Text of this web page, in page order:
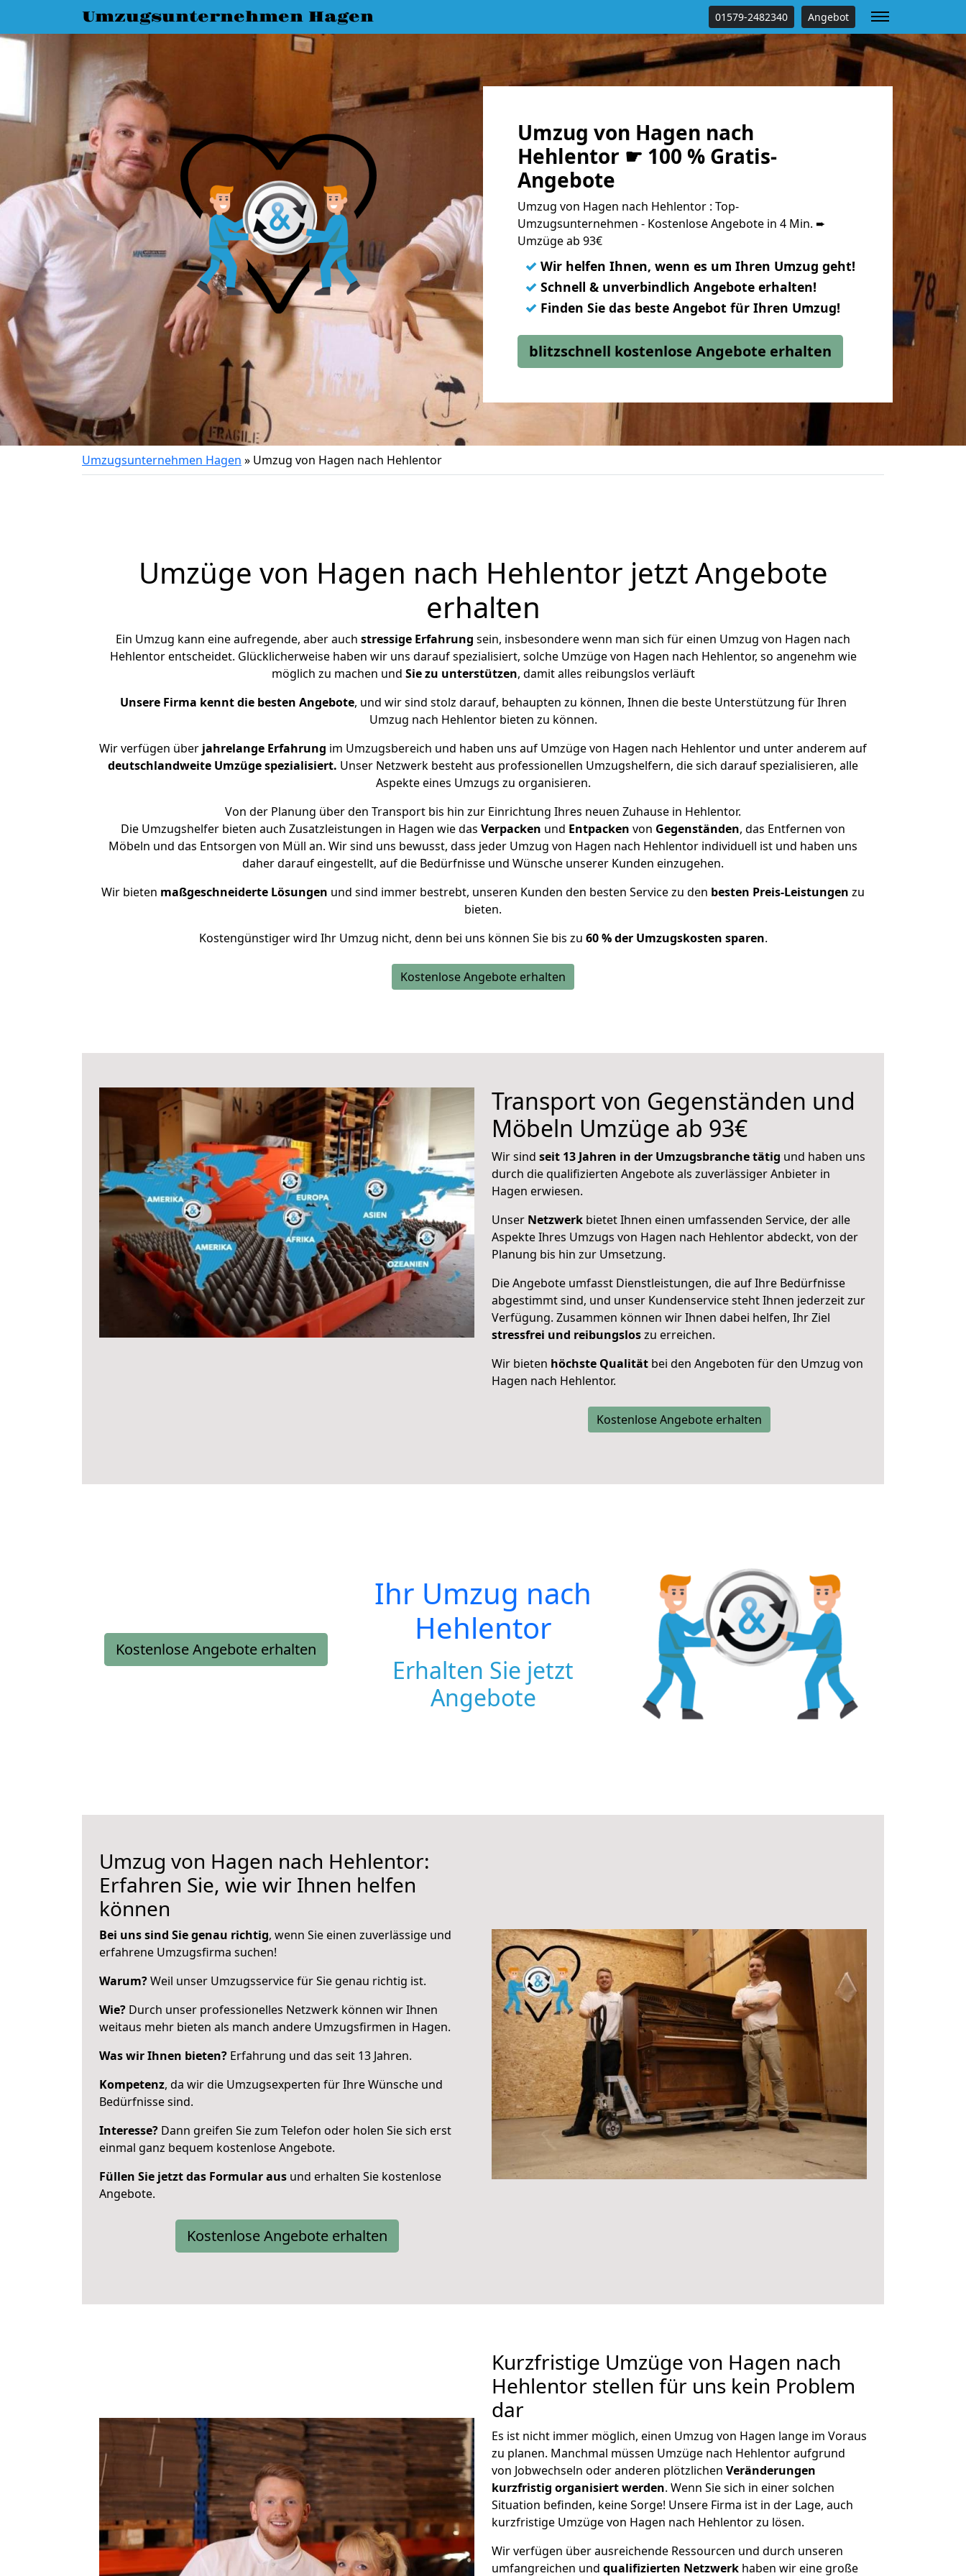
Umzugsunternehmen Hagen 01579-2482340 Angebot
Umzug von Hagen nach
Hehlentor ☛ 100 % Gratis-
Angebote
Umzug von Hagen nach Hehlentor : Top-
Umzugsunternehmen - Kostenlose Angebote in 4 Min. ➨
Umzüge ab 93€
✓ Wir helfen Ihnen, wenn es um Ihren Umzug geht!
✓ Schnell & unverbindlich Angebote erhalten!
✓ Finden Sie das beste Angebot für Ihren Umzug!
blitzschnell kostenlose Angebote erhalten
Umzugsunternehmen Hagen » Umzug von Hagen nach Hehlentor
Umzüge von Hagen nach Hehlentor jetzt Angebote
erhalten
Ein Umzug kann eine aufregende, aber auch stressige Erfahrung sein, insbesondere wenn man sich für einen Umzug von Hagen nach
Hehlentor entscheidet. Glücklicherweise haben wir uns darauf spezialisiert, solche Umzüge von Hagen nach Hehlentor, so angenehm wie
möglich zu machen und Sie zu unterstützen, damit alles reibungslos verläuft
Unsere Firma kennt die besten Angebote, und wir sind stolz darauf, behaupten zu können, Ihnen die beste Unterstützung für Ihren
Umzug nach Hehlentor bieten zu können.
Wir verfügen über jahrelange Erfahrung im Umzugsbereich und haben uns auf Umzüge von Hagen nach Hehlentor und unter anderem auf
deutschlandweite Umzüge spezialisiert. Unser Netzwerk besteht aus professionellen Umzugshelfern, die sich darauf spezialisieren, alle
Aspekte eines Umzugs zu organisieren.
Von der Planung über den Transport bis hin zur Einrichtung Ihres neuen Zuhause in Hehlentor.
Die Umzugshelfer bieten auch Zusatzleistungen in Hagen wie das Verpacken und Entpacken von Gegenständen, das Entfernen von
Möbeln und das Entsorgen von Müll an. Wir sind uns bewusst, dass jeder Umzug von Hagen nach Hehlentor individuell ist und haben uns
daher darauf eingestellt, auf die Bedürfnisse und Wünsche unserer Kunden einzugehen.
Wir bieten maßgeschneiderte Lösungen und sind immer bestrebt, unseren Kunden den besten Service zu den besten Preis-Leistungen zu
bieten.
Kostengünstiger wird Ihr Umzug nicht, denn bei uns können Sie bis zu 60 % der Umzugskosten sparen.
Kostenlose Angebote erhalten
Transport von Gegenständen und
Möbeln Umzüge ab 93€
Wir sind seit 13 Jahren in der Umzugsbranche tätig und haben uns
durch die qualifizierten Angebote als zuverlässiger Anbieter in
Hagen erwiesen.
Unser Netzwerk bietet Ihnen einen umfassenden Service, der alle
Aspekte Ihres Umzugs von Hagen nach Hehlentor abdeckt, von der
Planung bis hin zur Umsetzung.
Die Angebote umfasst Dienstleistungen, die auf Ihre Bedürfnisse
abgestimmt sind, und unser Kundenservice steht Ihnen jederzeit zur
Verfügung. Zusammen können wir Ihnen dabei helfen, Ihr Ziel
stressfrei und reibungsloszu erreichen.
Wir bieten höchste Qualität bei den Angeboten für den Umzug von
Hagen nach Hehlentor.
Kostenlose Angebote erhalten
Kostenlose Angebote erhalten
Ihr Umzug nach
Hehlentor
Erhalten Sie jetzt
Angebote
Umzug von Hagen nach Hehlentor:
Erfahren Sie, wie wir Ihnen helfen
können
Bei uns sind Sie genau richtig, wenn Sie einen zuverlässige und
erfahrene Umzugsfirma suchen!
Warum?Weil unser Umzugsservice für Sie genau richtig ist.
Wie? Durch unser professionelles Netzwerk können wir Ihnen
weitaus mehr bieten als manch andere Umzugsfirmen in Hagen.
Was wir Ihnen bieten? Erfahrung und das seit 13 Jahren.
Kompetenz, da wir die Umzugsexperten für Ihre Wünsche und
Bedürfnisse sind.
Interesse? Dann greifen Sie zum Telefon oder holen Sie sich erst
einmal ganz bequem kostenlose Angebote.
Füllen Sie jetzt das Formular aus und erhalten Sie kostenlose
Angebote.
Kostenlose Angebote erhalten
Kurzfristige Umzüge von Hagen nach
Hehlentor stellen für uns kein Problem
dar
Es ist nicht immer möglich, einen Umzug von Hagen lange im Voraus
zu planen. Manchmal müssen Umzüge nach Hehlentor aufgrund
von Jobwechseln oder anderen plötzlichen Veränderungen
kurzfristig organisiert werden. Wenn Sie sich in einer solchen
Situation befinden, keine Sorge! Unsere Firma ist in der Lage, auch
kurzfristige Umzüge von Hagen nach Hehlentor zu lösen.
Wir verfügen über ausreichende Ressourcen und durch unseren
umfangreichen und qualifizierten Netzwerk haben wir eine große